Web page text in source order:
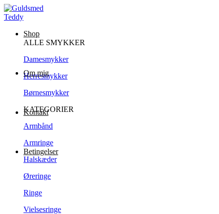
Shop
ALLE SMYKKER
Damesmykker
Herresmykker
Børnesmykker
KATEGORIER
Armbånd
Armringe
Halskæder
Øreringe
Ringe
Vielsesringe
Om mig
Kontakt
Betingelser